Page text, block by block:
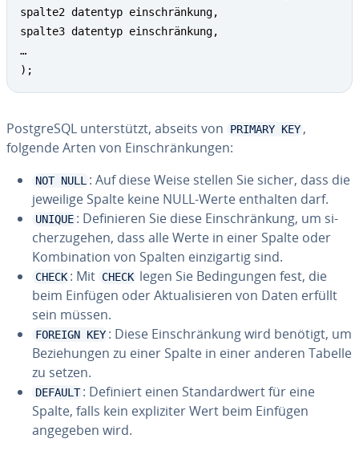
spalte2 datentyp einschränkung,
spalte3 datentyp einschränkung,
…
);
Post­greS­QL un­ter­stützt, abseits von PRIMARY KEY ,
folgende Arten von Ein­schrän­kun­gen:
NOT NULL : Auf diese Weise stellen Sie sicher, dass die
jeweilige Spalte keine NULL-Werte enthalten darf.
UNIQUE : De­fi­nie­ren Sie diese Ein­schrän­kung, um si­
cher­zu­ge­hen, dass alle Werte in einer Spalte oder
Kom­bi­na­ti­on von Spalten ein­zig­ar­tig sind.
CHECK : Mit CHECK legen Sie Be­din­gun­gen fest, die
beim Einfügen oder Ak­tua­li­sie­ren von Daten erfüllt
sein müssen.
FOREIGN KEY : Diese Ein­schrän­kung wird benötigt, um
Be­zie­hun­gen zu einer Spalte in einer anderen Tabelle
zu setzen.
DEFAULT : Definiert einen Stan­dard­wert für eine
Spalte, falls kein ex­pli­zi­ter Wert beim Einfügen
angegeben wird.